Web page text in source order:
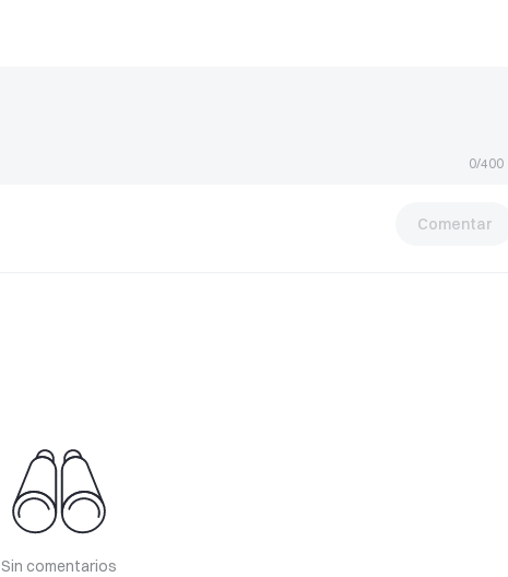
0/400
Comentar
Sin comentarios